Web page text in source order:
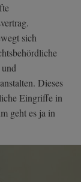
sich
Dieses
Eingriffe in
geht es ja in